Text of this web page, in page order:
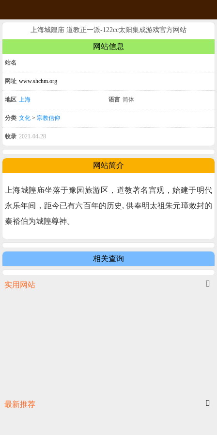
上海城隍庙 道教正一派-122cc太阳集成游戏官方网站
网站信息
站名
网址 www.shchm.org
地区 上海 语言 简体
分类 文化 > 宗教信仰
收录 2021-04-28
网站简介
上海城隍庙坐落于豫园旅游区，道教著名宫观，始建于明代
永乐年间，距今已有六百年的历史, 供奉明太祖朱元璋敕封的
秦裕伯为城隍尊神。
相关查询
实用网站
最新推荐